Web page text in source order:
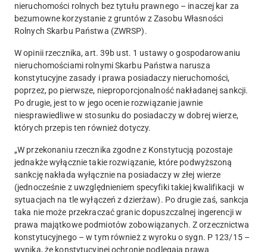
nieruchomości rolnych bez tytułu prawnego – inaczej kar za
bezumowne korzystanie z gruntów z Zasobu Własności
Rolnych Skarbu Państwa (ZWRSP).
W opinii rzecznika, art. 39b ust. 1 ustawy o gospodarowaniu
nieruchomościami rolnymi Skarbu Państwa narusza
konstytucyjne zasady i prawa posiadaczy nieruchomości,
poprzez, po pierwsze, nieproporcjonalność nakładanej sankcji.
Po drugie, jest to w jego ocenie rozwiązanie jawnie
niesprawiedliwe w stosunku do posiadaczy w dobrej wierze,
których przepis ten również dotyczy.
„W przekonaniu rzecznika zgodne z Konstytucją pozostaje
jednakże wyłącznie takie rozwiązanie, które podwyższoną
sankcję nakłada wyłącznie na posiadaczy w złej wierze
(jednocześnie z uwzględnieniem specyfiki takiej kwalifikacji w
sytuacjach na tle wyłączeń z dzierżaw). Po drugie zaś, sankcja
taka nie może przekraczać granic dopuszczalnej ingerencji w
prawa majątkowe podmiotów zobowiązanych. Z orzecznictwa
konstytucyjnego – w tym również z wyroku o sygn. P 123/15 –
wynika, że konstytucyjnej ochronie podlegają prawa